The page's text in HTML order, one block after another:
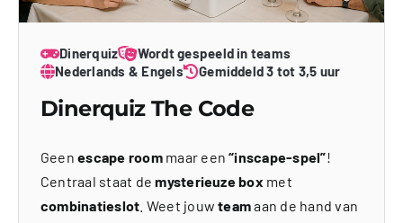
Dinerquiz
Wordt gespeeld in teams
Nederlands & Engels
Gemiddeld 3 tot 3,5 uur
Dinerquiz The Code
Geenescape roommaar een“inscape-spel”!
Centraal staat demysterieuze box met
combinatieslot . Weet jouwteamaan de hand van